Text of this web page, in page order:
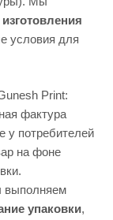
условия для
Print:
фактура
у потребителей
на фоне
упаковки,